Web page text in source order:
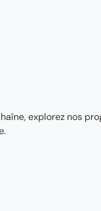
explorez nos